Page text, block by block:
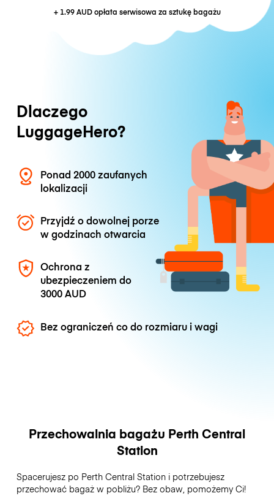
+ 1.99 AUDopłata serwisowa za sztukę bagażu
Dlaczego
LuggageHero?
Ponad 2000 zaufanych
lokalizacji
Przyjdź o dowolnej porze
w godzinach otwarcia
Ochrona z
ubezpieczeniem do
3000 AUD
Bez ograniczeń co do rozmiaru i wagi
Przechowalnia bagażu Perth Central
Station
Spacerujesz po Perth Central Station i potrzebujesz
przechować bagaż w pobliżu? Bez obaw, pomożemy Ci!